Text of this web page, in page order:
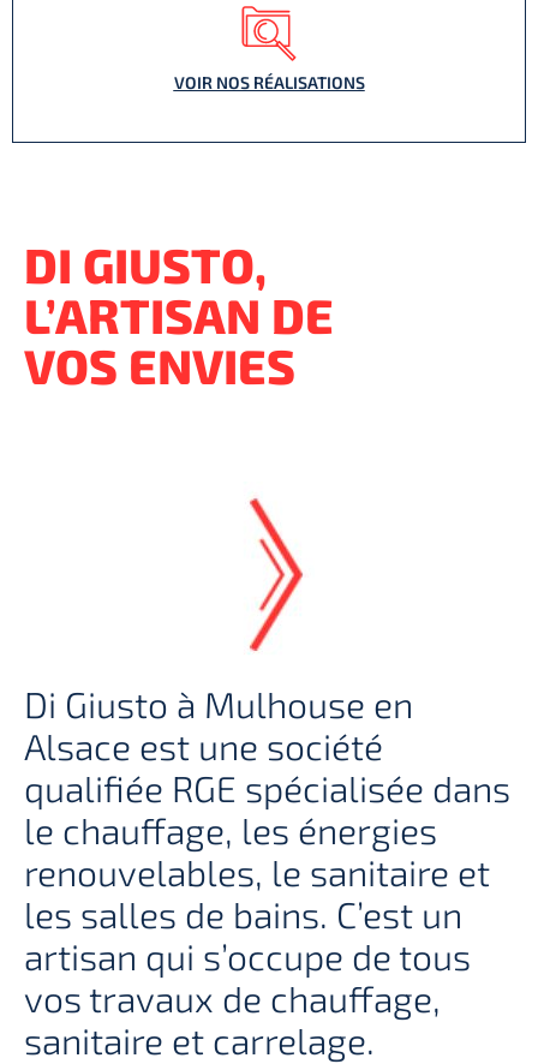
VOIR NOS RÉALISATIONS
DI GIUSTO,
L’ARTISAN DE
VOS ENVIES
Di Giusto à Mulhouse en
Alsace est une société
qualifiée RGE spécialisée dans
le chauffage, les énergies
renouvelables, le sanitaire et
les salles de bains. C’est un
artisan qui s’occupe de tous
vos travaux de chauffage,
sanitaire et carrelage.